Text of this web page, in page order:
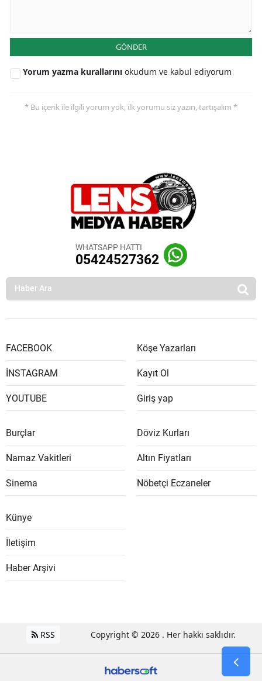
GÖNDER
Yorum yazma kurallarını okudum ve kabul ediyorum
* Bu içerik ile ilgili yorum yok, ilk yorumu siz yazın, tartışalım *
WHATSAPP HATTI
05424527362
FACEBOOK
İNSTAGRAM
YOUTUBE
Köşe Yazarları
Kayıt Ol
Giriş yap
Burçlar
Namaz Vakitleri
Sinema
Döviz Kurları
Altın Fiyatları
Nöbetçi Eczaneler
Künye
İletişim
Haber Arşivi
RSS Copyright © 2026 . Her hakkı saklıdır.